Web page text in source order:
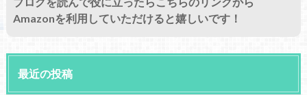
Amazonを利用していただけると嬉しいです！
最近の投稿